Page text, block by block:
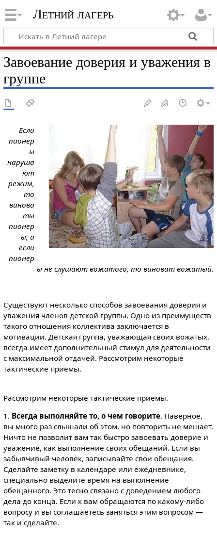
Летний лагерь
Завоевание доверия и уважения в
группе
Если
пионер
ы
наруша
ют
режим,
то
винова
ты
пионер
ы, а
если
пионер
ы не слушают вожатого, то виноват вожатый.
Существуют несколько способов завоевания доверия и
уважения членов детской группы. Одно из преимуществ
такого отношения коллектива заключается в
мотивации. Детская группа, уважающая своих вожатых,
всегда имеет дополнительный стимул для деятельности
с максимальной отдачей. Рассмотрим некоторые
тактические приемы.
Рассмотрим некоторые тактические приемы.
1. Всегда выполняйте то, о чем говорите. Наверное,
вы много раз слышали об этом, но повторить не мешает.
Ничто не позволит вам так быстро завоевать доверие и
уважение, как выполнение своих обещаний. Если вы
забывчивый человек, записывайте свои обещания.
Сделайте заметку в календаре или ежедневнике,
специально выделите время на выполнение
обещанного. Это тесно связано с доведением любого
дела до конца. Если к вам обращаются по какому-либо
вопросу и вы соглашаетесь заняться этим вопросом —
так и сделайте.